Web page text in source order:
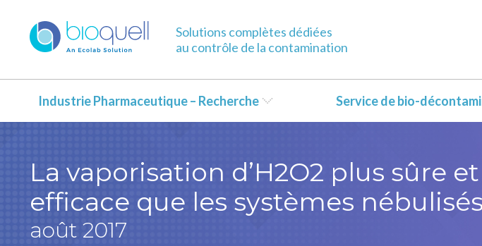
Solutions complètes dédiées
au contrôle de la contamination
Industrie Pharmaceutique – Recherche Service de bio-
La vaporisation d’H2O2 plus sûre
efficace que les systèmes nébulisés
août 2017